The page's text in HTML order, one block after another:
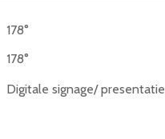
178°
178°
Digitale signage/ presentatie